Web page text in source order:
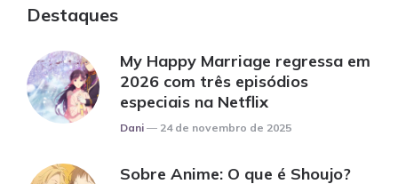
Destaques
My Happy Marriage regressa em
2026 com três episódios
especiais na Netflix
Posted
Dani 24 de novembro de 2025
Sobre Anime: O que é Shoujo?